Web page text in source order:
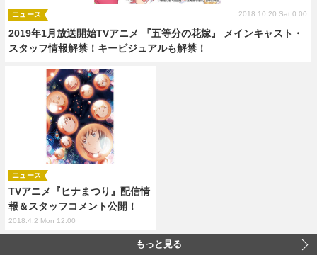
2019年1月放送開始TVアニメ 『五等分の花嫁』 メインキャスト・
スタッフ情報解禁！キービジュアルも解禁！
ニュース 2018.10.20 Sat 0:00
TVアニメ『ヒナまつり』配信情
報＆スタッフコメント公開！
ニュース
2018.4.2 Mon 12:00
もっと見る